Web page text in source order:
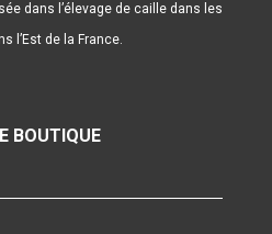
dans l’élevage de caille dans les
l’Est de la France.
BOUTIQUE